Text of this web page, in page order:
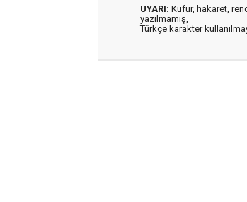
UYARI: Küfür, hakaret,
yazılmamış,
Türkçe karakter